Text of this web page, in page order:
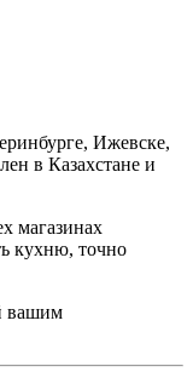
Ижевске,
в Казахстане и
магазинах
кухню, точно
вашим